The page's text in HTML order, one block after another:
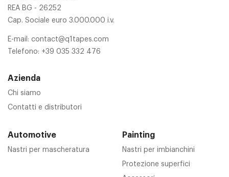
REA BG - 26252
Cap. Sociale euro 3.000.000 i.v.
E-mail: contact@q1tapes.com
Telefono: +39 035 332 476
Azienda
Chi siamo
Contatti e distributori
Automotive
Nastri per mascheratura
Painting
Nastri per imbianchini
Protezione superfici